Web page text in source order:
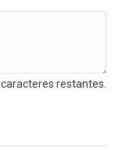
restantes.